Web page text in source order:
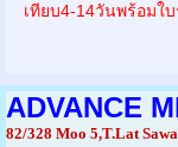
เทียบ4-14วันพร้อมใ
ADVANCE
82/328 Moo 5,T.Lat